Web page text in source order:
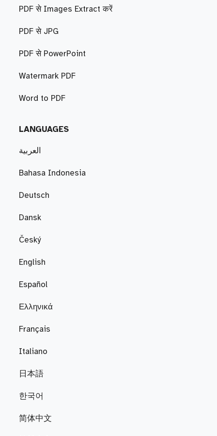
PDF से Images Extract करें
PDF से JPG
PDF से PowerPoint
Watermark PDF
Word to PDF
LANGUAGES
العربية
Bahasa Indonesia
Deutsch
Dansk
Český
English
Español
Ελληνικά
Français
Italiano
日本語
한국어
简体中文